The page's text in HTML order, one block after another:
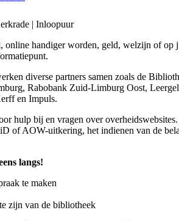
| Inloopuur
online handiger worden, geld, welzijn of op
diverse partners samen zoals de
Rabobank Zuid-Limburg Oost,
en Impuls.
hulp bij en vragen over
of AOW-uitkering, het indienen van de
langs!
te maken
zijn van de bibliotheek